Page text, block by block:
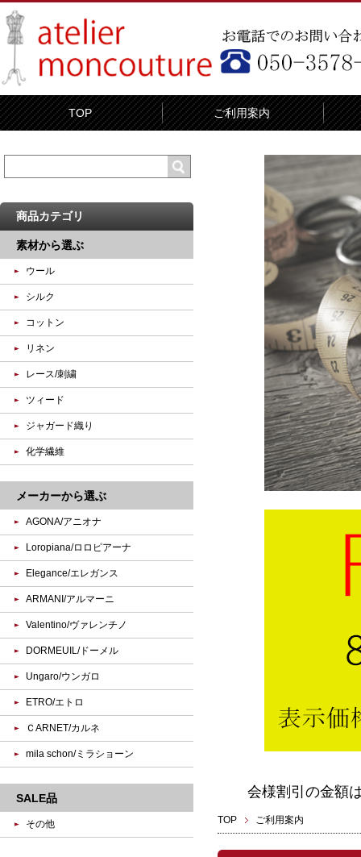
TOP ご利用案内
会様割引の金額
TOP ご利用案内
商品カテゴリ
素材から選ぶ
ウール
シルク
コットン
リネン
レース/刺繍
ツィード
ジャガード織り
化学繊維
メーカーから選ぶ
AGONA/アニオナ
Loropiana/ロロピアーナ
Elegance/エレガンス
ARMANI/アルマーニ
Valentino/ヴァレンチノ
DORMEUIL/ドーメル
Ungaro/ウンガロ
ETRO/エトロ
ＣARNET/カルネ
mila schon/ミラショーン
SALE品
その他